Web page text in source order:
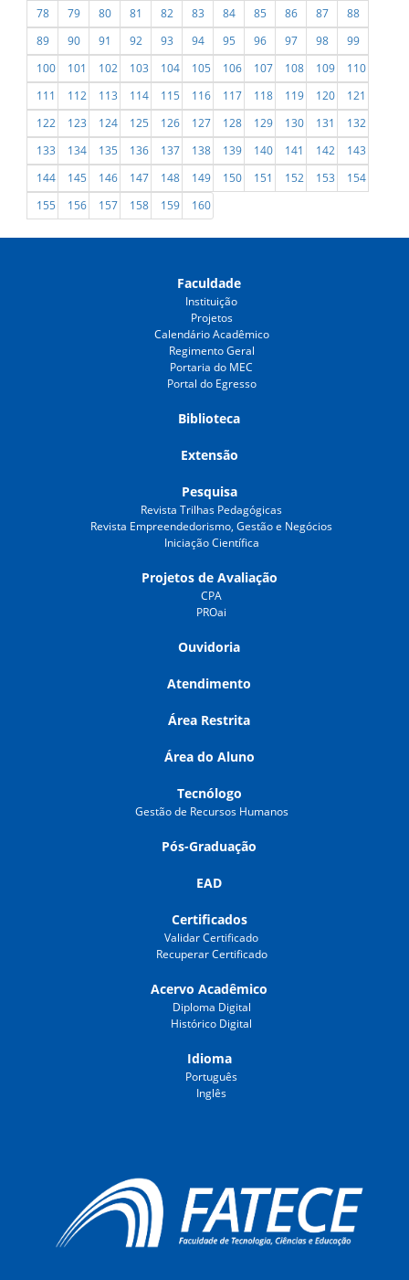
78
79 80 81 82 83 84 85 86 87
88
89
90 91 92 93 94 95 96 97 98
99
100
101 102 103 104 105 106 107 108 109
110
111
112 113 114 115 116 117 118 119 120
121
122
123 124 125 126 127 128 129 130 131
132
133
134 135 136 137 138 139 140 141 142
143
144
145 146 147 148 149 150 151 152 153
154
155
156 157 158 159 160
Faculdade
Instituição
Projetos
Calendário Acadêmico
Regimento Geral
Portaria do MEC
Portal do Egresso
Biblioteca
Extensão
Pesquisa
Revista Trilhas Pedagógicas
Revista Empreendedorismo, Gestão e Negócios
Iniciação Científica
Projetos de Avaliação
CPA
PROai
Ouvidoria
Atendimento
Área Restrita
Área do Aluno
Tecnólogo
Gestão de Recursos Humanos
Pós-Graduação
EAD
Certificados
Validar Certificado
Recuperar Certificado
Acervo Acadêmico
Diploma Digital
Histórico Digital
Idioma
Português
Inglês